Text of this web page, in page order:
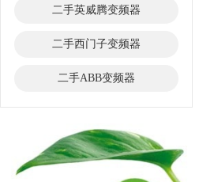
二手英威腾变频器
二手西门子变频器
二手ABB变频器